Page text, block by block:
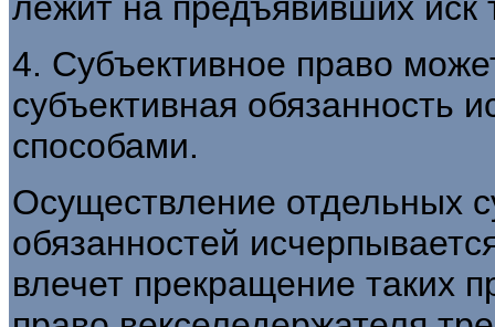
4. Субъективное право
субъективная обязанность
способами.
Осуществление отдельных
обязанностей
влечет прекращение таких